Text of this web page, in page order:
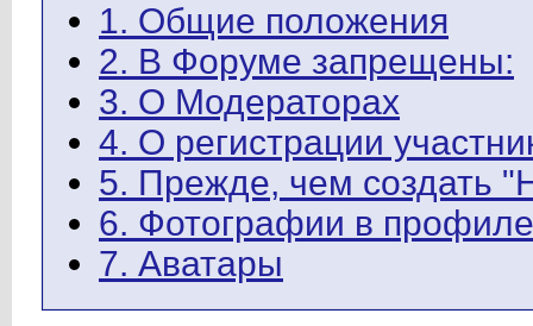
1. Общие положения
2. В Форуме запрещены:
3. О Модераторах
4. О регистрации
5. Прежде, чем создать
6. Фотографии в профиле
7. Аватары